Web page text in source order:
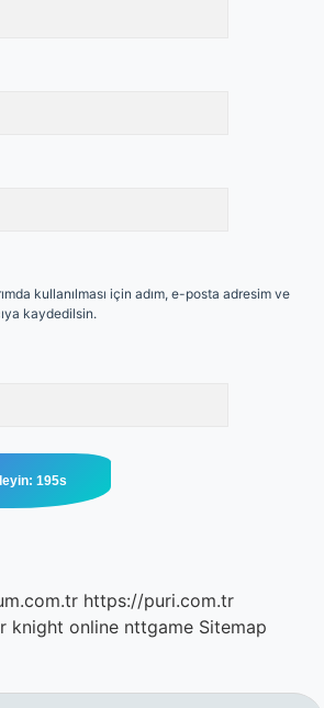
kullanılması için adım, e-posta adresim ve
kaydedilsin.
https://puri.com.tr
knight online nttgame Sitemap